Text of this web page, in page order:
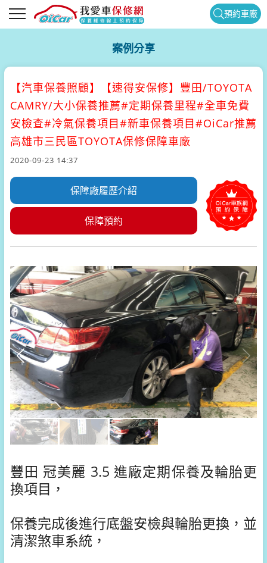
預約車廠
案例分享
【汽車保養照顧】
【速得安保修】豐田/TOYOTA
CAMRY/大小保養推薦#定期保養里程#全車免費
安檢查#冷氣保養項目#新車保養項目#OiCar推薦
高雄市三民區TOYOTA保修保障車廠
2020-09-23 14:37
保障廠履歷介紹
保障預約
豐田 冠美麗 3.5 進廠定期保養及輪胎更
換項目，
保養完成後進行底盤安檢與輪胎更換， 並
清潔煞車系統，